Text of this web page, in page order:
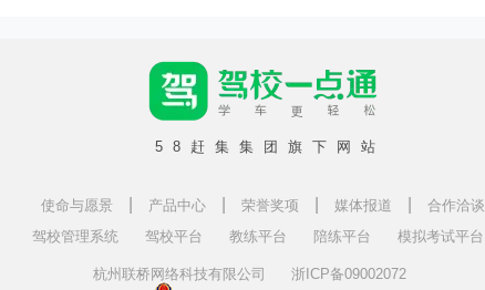
58赶集集团旗下网站
使命与愿景 产品中心 荣誉奖项 媒体报道
合作洽谈
驾校管理系统 驾校平台 教练平台 陪练平台 模拟考试平台
杭州联桥网络科技有限公司
浙ICP备09002072